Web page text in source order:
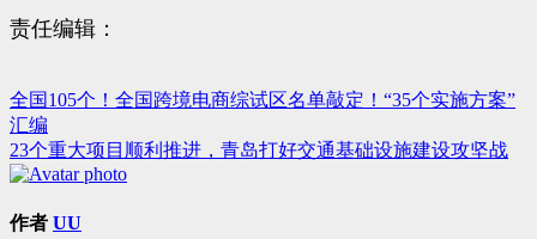
责任编辑：
文
章
导
航
全国105个！全国跨境电商综试区名单敲定！“35个实施方案”
汇编
23个重大项目顺利推进，青岛打好交通基础设施建设攻坚战
作者 UU